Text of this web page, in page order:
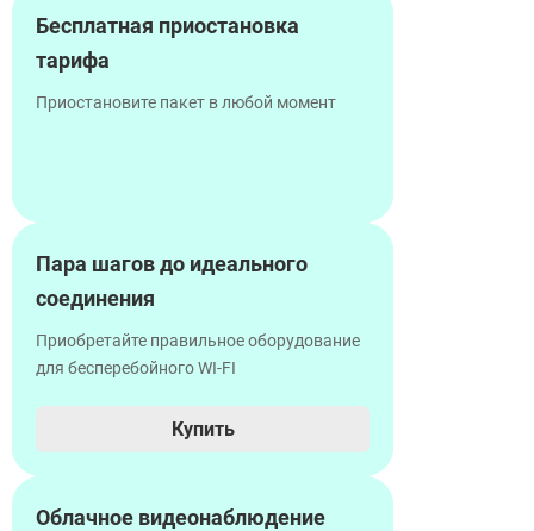
Бесплатная приостановка
тарифа
Приостановите пакет в любой момент
Пара шагов до идеального
соединения
Приобретайте правильное оборудование
для бесперебойного WI-FI
Купить
Облачное видеонаблюдение